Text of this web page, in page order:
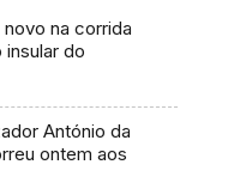
na corrida
do
António da
ontem aos